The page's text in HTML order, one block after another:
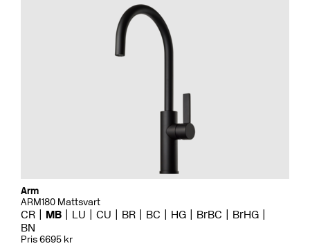
Arm
ARM180 Mattsvart
CR MB LU CU BR BC HG BrBC
BrHG
BN
Pris 6695 kr